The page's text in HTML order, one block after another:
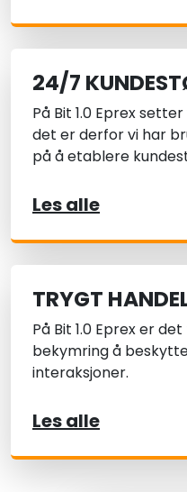
24/7
På Bit 1.0 Eprex
det er derfor vi har
på å etablere
Les alle
TRYGT
På Bit 1.0 Eprex er
bekymring å
interaksjoner.
Les alle